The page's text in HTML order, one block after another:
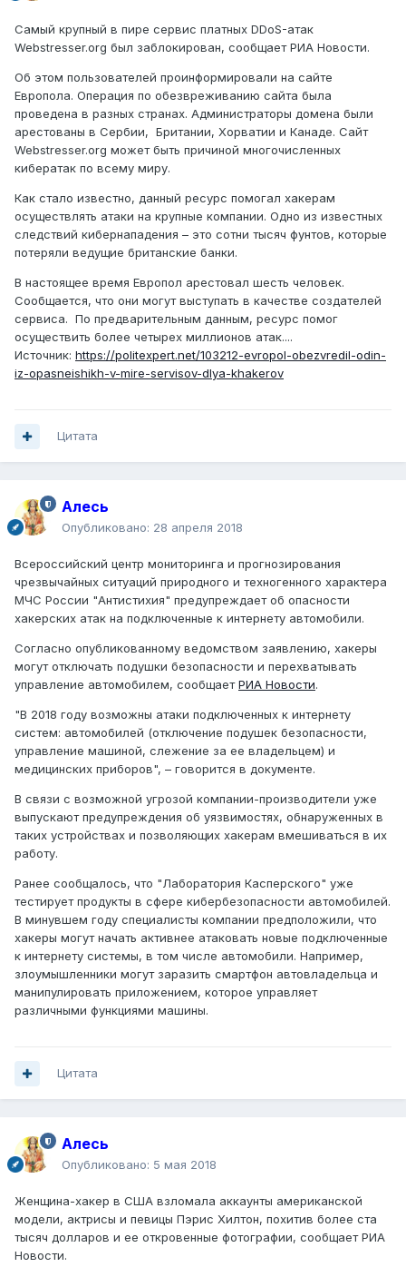
Самый крупный в пире сервис платных DDoS-атак
Webstresser.org был заблокирован, сообщает РИА Новости.
Об этом пользователей проинформировали на сайте
Европола. Операция по обезвреживанию сайта была
проведена в разных странах. Администраторы домена были
арестованы в Сербии, Британии, Хорватии и Канаде. Сайт
Webstresser.org может быть причиной многочисленных
кибератак по всему миру.
Как стало известно, данный ресурс помогал хакерам
осуществлять атаки на крупные компании. Одно из известных
следствий кибернападения – это сотни тысяч фунтов, которые
потеряли ведущие британские банки.
В настоящее время Европол арестовал шесть человек.
Сообщается, что они могут выступать в качестве создателей
сервиса. По предварительным данным, ресурс помог
осуществить более четырех миллионов атак....
Источник: https://politexpert.net/103212-evropol-obezvredil-odin-
iz-opasneishikh-v-mire-servisov-dlya-khakerov
Цитата
Алесь
Опубликовано: 28 апреля 2018
Всероссийский центр мониторинга и прогнозирования
чрезвычайных ситуаций природного и техногенного характера
МЧС России "Антистихия" предупреждает об опасности
хакерских атак на подключенные к интернету автомобили.
Согласно опубликованному ведомством заявлению, хакеры
могут отключать подушки безопасности и перехватывать
управление автомобилем, сообщаетРИА Новости.
"В 2018 году возможны атаки подключенных к интернету
систем: автомобилей (отключение подушек безопасности,
управление машиной, слежение за ее владельцем) и
медицинских приборов", – говорится в документе.
В связи с возможной угрозой компании-производители уже
выпускают предупреждения об уязвимостях, обнаруженных в
таких устройствах и позволяющих хакерам вмешиваться в их
работу.
Ранее сообщалось, что "Лаборатория Касперского" уже
тестирует продукты в сфере кибербезопасности автомобилей.
В минувшем году специалисты компании предположили, что
хакеры могут начать активнее атаковать новые подключенные
к интернету системы, в том числе автомобили. Например,
злоумышленники могут заразить смартфон автовладельца и
манипулировать приложением, которое управляет
различными функциями машины.
Цитата
Алесь
Опубликовано: 5 мая 2018
Женщина-хакер в США взломала аккаунты американской
модели, актрисы и певицы Пэрис Хилтон, похитив более ста
тысяч долларов и ее откровенные фотографии, сообщает РИА
Новости.